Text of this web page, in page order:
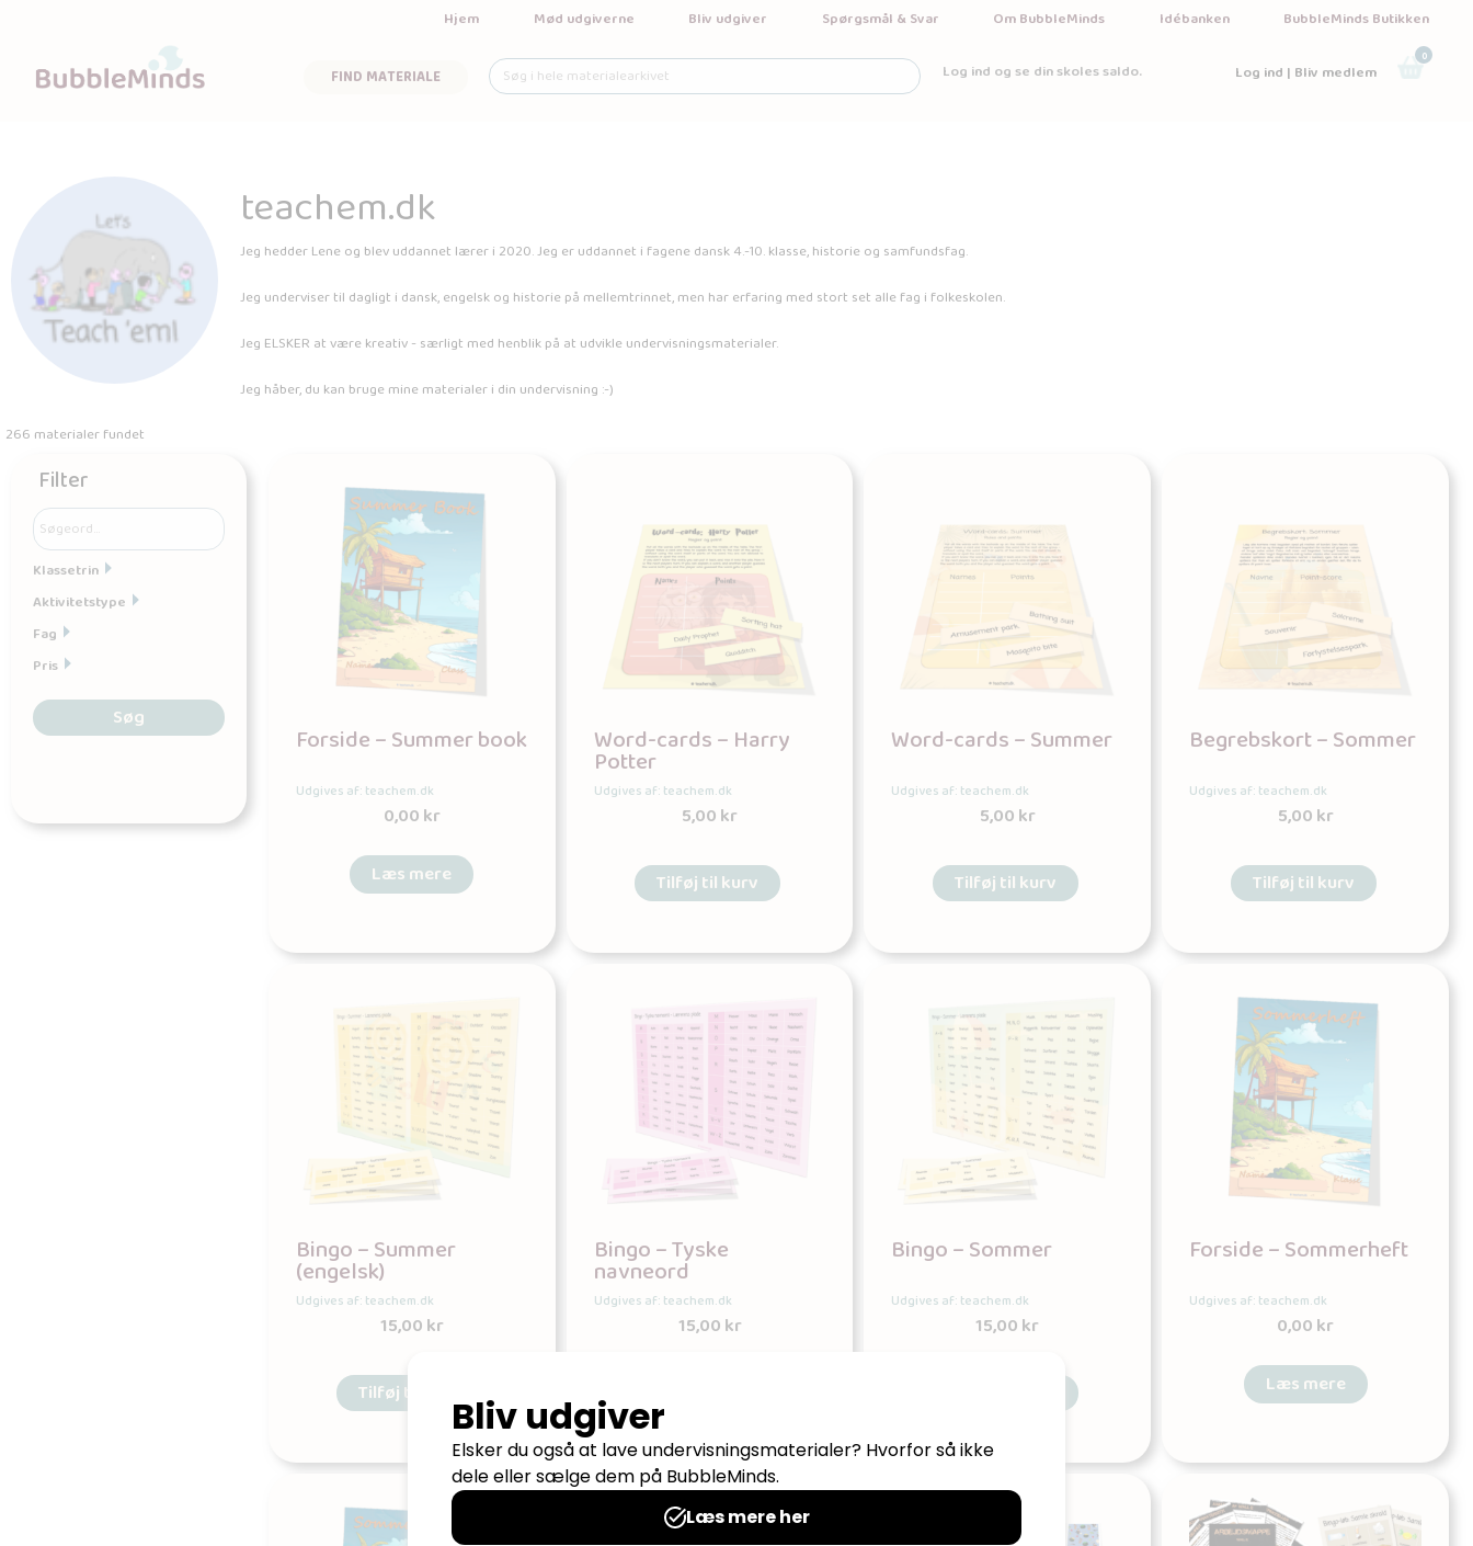
Hjem Mød udgiverne Bliv udgiver Spørgsmål & Svar Om BubbleMinds Idébanken BubbleMinds Butikken
FIND MATERIALE Log ind og se din skoles saldo. Log ind | Bliv medlem
0
teachem.dk
Jeg hedder Lene og blev uddannet lærer i 2020. Jeg er uddannet i fagene dansk 4.-10. klasse, historie og samfundsfag.
Jeg underviser til dagligt i dansk, engelsk og historie på mellemtrinnet, men har erfaring med stort set alle fag i folkeskolen.
Jeg ELSKER at være kreativ - særligt med henblik på at udvikle undervisningsmaterialer.
Jeg håber, du kan bruge mine materialer i din undervisning :-)
266 materialer fundet
Filter
Klassetrin
Aktivitetstype
Fag
Pris
Søg
Forside – Summer book
Udgives af: teachem.dk
0,00kr
Læs mere
Word-cards – Harry
Potter
Udgives af: teachem.dk
5,00kr
Tilføj til kurv
Word-cards – Summer
Udgives af: teachem.dk
5,00kr
Tilføj til kurv
Begrebskort – Sommer
Udgives af: teachem.dk
5,00kr
Tilføj til kurv
Bingo – Summer
(engelsk)
Udgives af: teachem.dk
15,00kr
Tilføj til kurv
Bingo – Tyske
navneord
Udgives af: teachem.dk
15,00kr
Bingo – Sommer
Udgives af: teachem.dk
15,00kr
Forside – Sommerheft
Udgives af: teachem.dk
0,00kr
Læs mere